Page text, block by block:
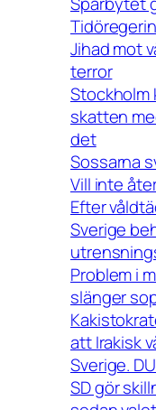
Jihad mot
terror
Stockholm
skatten
det
Sossarna
Vill inte
Efter
Sverige
Problem i
slänger
att Irakisk
Sverige.
SD gör